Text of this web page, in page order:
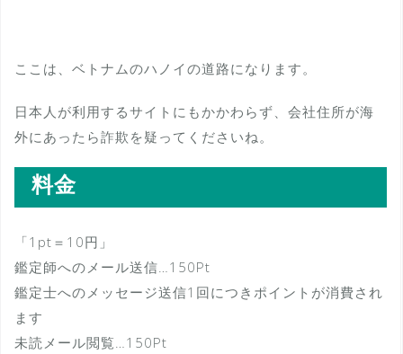
ここは、ベトナムのハノイの道路になります。
日本人が利用するサイトにもかかわらず、会社住所が海
外にあったら詐欺を疑ってくださいね。
料金
「1pt＝10円」
鑑定師へのメール送信…150Pt
鑑定士へのメッセージ送信1回につきポイントが消費され
ます
未読メール閲覧…150Pt